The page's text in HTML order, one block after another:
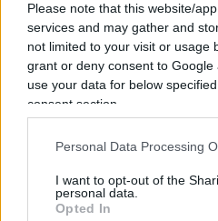
Please note that this website/
services and may gather and
not limited to your visit or usage
grant or deny consent to
use your data for below
consent section.
Personal Data Processing
I want to opt-out of the
personal data.
Opted In
La nuova carta
costituziona­lismo
precedenza era stato più
numerose
considerate imperfette e
il passo a ulteriori e
modernizzazione
riforme istituzionali che,